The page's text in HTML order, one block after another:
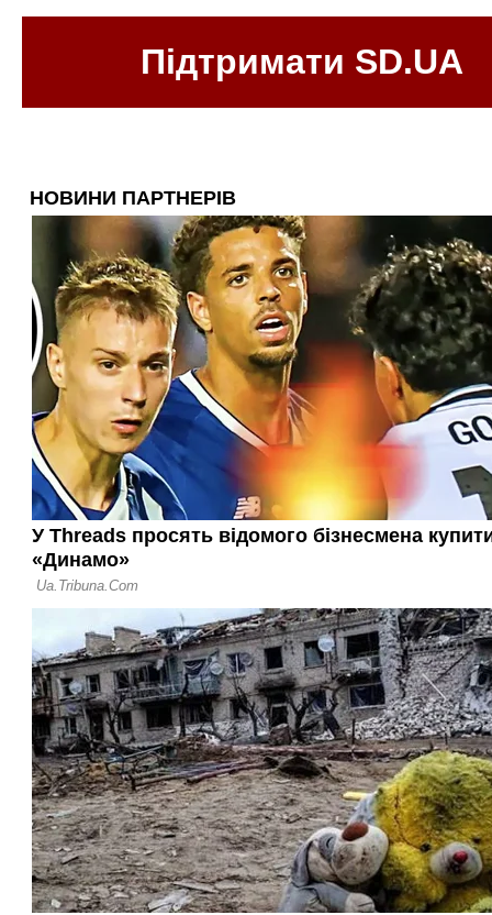
Підтримати SD.UA